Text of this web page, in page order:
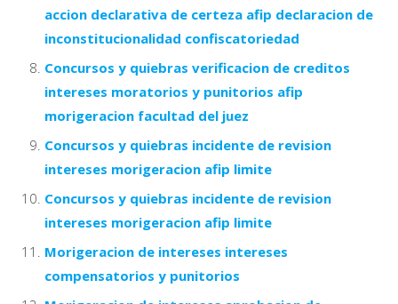
accion declarativa de certeza afip declaracion de
inconstitucionalidad confiscatoriedad
Concursos y quiebras verificacion de creditos
intereses moratorios y punitorios afip
morigeracion facultad del juez
Concursos y quiebras incidente de revision
intereses morigeracion afip limite
Concursos y quiebras incidente de revision
intereses morigeracion afip limite
Morigeracion de intereses intereses
compensatorios y punitorios